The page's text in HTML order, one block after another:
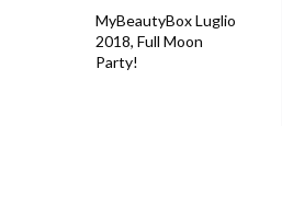
MyBeautyBox Luglio
2018, Full Moon
Party!